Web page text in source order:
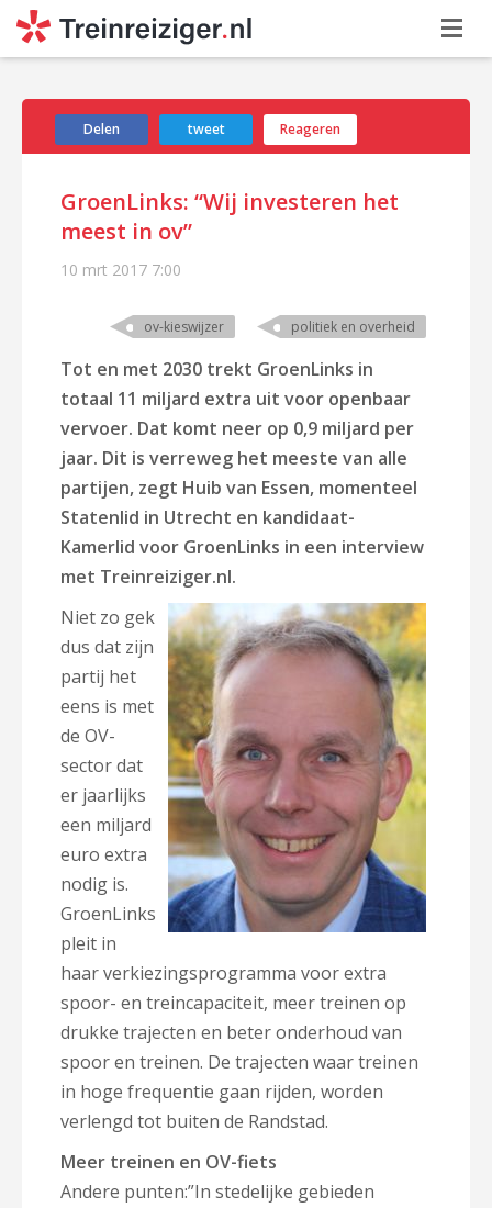
Delen tweet Reageren
GroenLinks: “Wij investeren het
meest in ov”
10 mrt 2017 7:00
ov-kieswijzer politiek en overheid
Tot en met 2030 trekt GroenLinks in
totaal 11 miljard extra uit voor openbaar
vervoer. Dat komt neer op 0,9 miljard per
jaar. Dit is verreweg het meeste van alle
partijen, zegt Huib van Essen, momenteel
Statenlid in Utrecht en kandidaat-
Kamerlid voor GroenLinks in een interview
met Treinreiziger.nl.
Niet zo gek
dus dat zijn
partij het
eens is met
de OV-
sector dat
er jaarlijks
een miljard
euro extra
nodig is.
GroenLinks
pleit in
haar verkiezingsprogramma voor extra
spoor- en treincapaciteit, meer treinen op
drukke trajecten en beter onderhoud van
spoor en treinen. De trajecten waar treinen
in hoge frequentie gaan rijden, worden
verlengd tot buiten de Randstad.
Meer treinen en OV-fiets
Andere punten:”In stedelijke gebieden